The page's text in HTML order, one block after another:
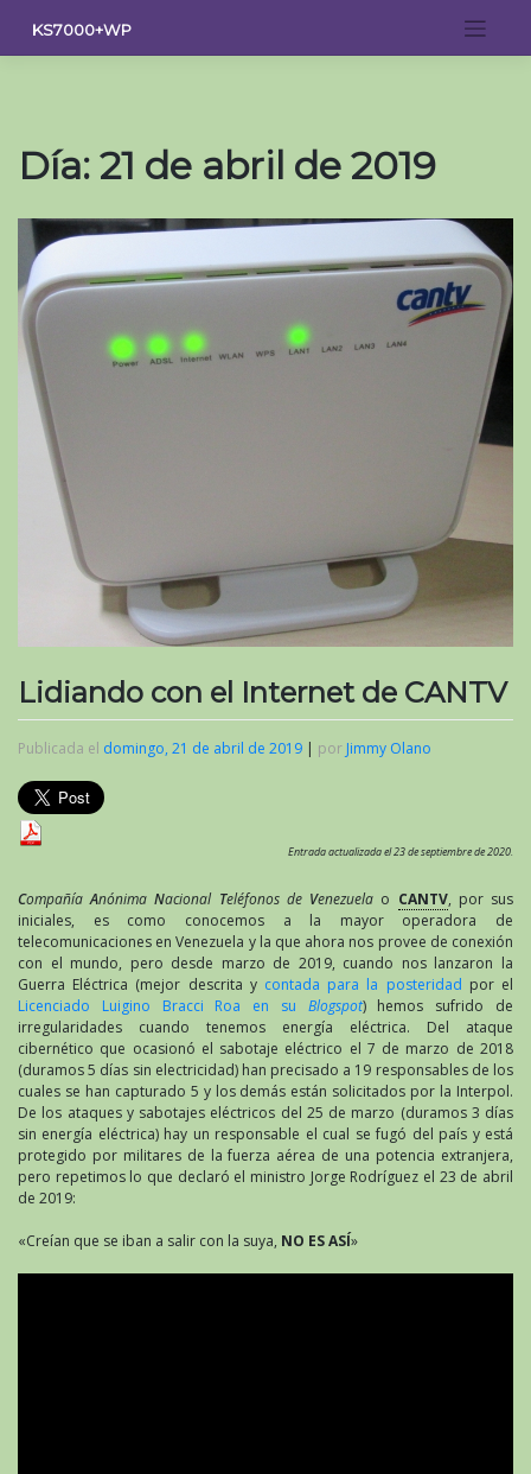
contenido
KS7000+WP
Día: 21 de abril de 2019
Lidiando con el Internet de CANTV
Publicada el domingo, 21 de abril de 2019 | por Jimmy Olano
Entrada actualizada el 23 de septiembre de 2020.
CompañíaAnónimaNacional Teléfonos de Venezuela o CANTV, por sus
iniciales, es como conocemos a la mayor operadora de
telecomunicaciones en Venezuela y la que ahora nos provee de conexión
con el mundo, pero desde marzo de 2019, cuando nos lanzaron la
Guerra Eléctrica (mejor descrita y contada para la posteridad por el
Licenciado Luigino Bracci Roa en su Blogspot) hemos sufrido de
irregularidades cuando tenemos energía eléctrica. Del ataque
cibernético que ocasionó el sabotaje eléctrico el 7 de marzo de 2018
(duramos 5 días sin electricidad) han precisado a 19 responsables de los
cuales se han capturado 5 y los demás están solicitados por la Interpol.
De los ataques y sabotajes eléctricos del 25 de marzo (duramos 3 días
sin energía eléctrica) hay un responsable el cual se fugó del país y está
protegido por militares de la fuerza aérea de una potencia extranjera,
pero repetimos lo que declaró el ministro Jorge Rodríguez el 23 de abril
de 2019:
«Creían que se iban a salir con la suya, NO ES ASÍ»